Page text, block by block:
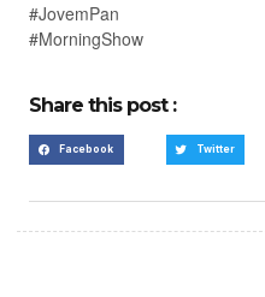
#JovemPan
#MorningShow
Share this post :
Facebook Twitter